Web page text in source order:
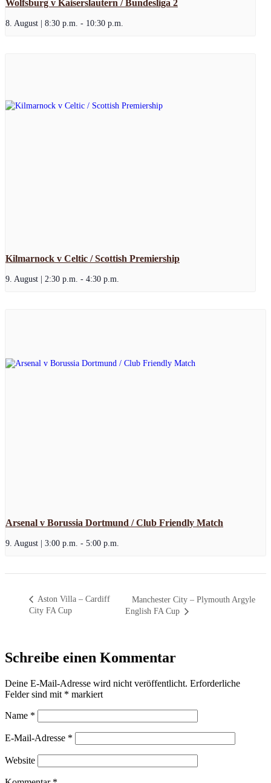
Wolfsburg v Kaiserslautern / Bundesliga 2
8. August | 8:30 p.m. - 10:30 p.m.
Kilmarnock v Celtic / Scottish Premiership
9. August | 2:30 p.m. - 4:30 p.m.
Arsenal v Borussia Dortmund / Club Friendly Match
9. August | 3:00 p.m. - 5:00 p.m.
Aston Villa – Cardiff
City FA Cup
Manchester City – Plymouth Argyle
English FA Cup
Schreibe einen Kommentar
Deine E-Mail-Adresse wird nicht veröffentlicht. Erforderliche
Felder sind mit * markiert
Name *
E-Mail-Adresse *
Website